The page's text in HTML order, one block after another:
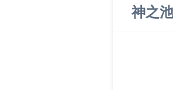
神之池